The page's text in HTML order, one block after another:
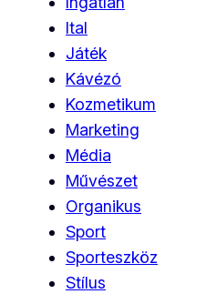
Ital
Játék
Kávézó
Kozmetikum
Marketing
Média
Művészet
Organikus
Sport
Sporteszköz
Stílus